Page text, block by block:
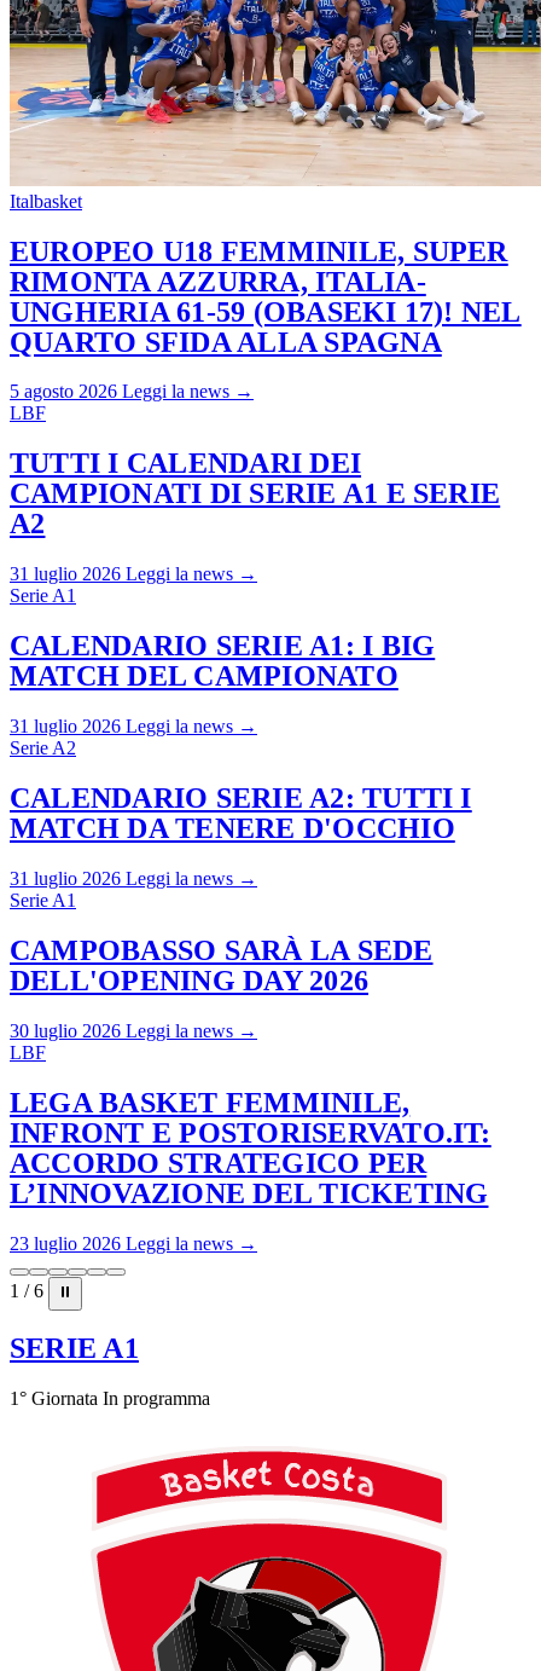
Italbasket
EUROPEO U18 FEMMINILE, SUPER
RIMONTA AZZURRA, ITALIA-
UNGHERIA 61-59 (OBASEKI 17)! NEL
QUARTO SFIDA ALLA SPAGNA
5 agosto 2026 Leggi la news →
LBF
TUTTI I CALENDARI DEI
CAMPIONATI DI SERIE A1 E SERIE
A2
31 luglio 2026 Leggi la news →
Serie A1
CALENDARIO SERIE A1: I BIG
MATCH DEL CAMPIONATO
31 luglio 2026 Leggi la news →
Serie A2
CALENDARIO SERIE A2: TUTTI I
MATCH DA TENERE D'OCCHIO
31 luglio 2026 Leggi la news →
Serie A1
CAMPOBASSO SARÀ LA SEDE
DELL'OPENING DAY 2026
30 luglio 2026 Leggi la news →
LBF
LEGA BASKET FEMMINILE,
INFRONT E POSTORISERVATO.IT:
ACCORDO STRATEGICO PER
L’INNOVAZIONE DEL TICKETING
23 luglio 2026 Leggi la news →
1 / 6 ⏸
SERIE A1
1° Giornata In programma